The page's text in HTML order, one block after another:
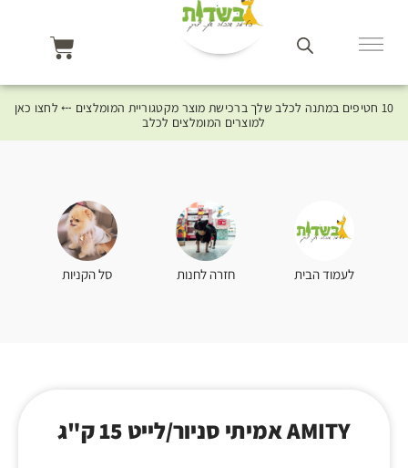
10 חטיפים במתנה לכלב שלך ברכישת מוצר מקטגוריית המומלצים ⤎ לחצו כאן
למוצרים המומלצים לכלב
לעמוד הבית חזרה לחנות סל הקניות
AMITY אמיתי סניור/לייט 15 ק"ג